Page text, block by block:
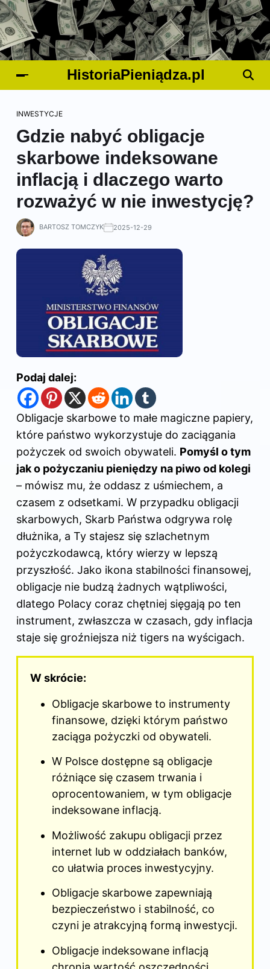
HistoriaPieniądza.pl
INWESTYCJE
Gdzie nabyć obligacje
skarbowe indeksowane
inflacją i dlaczego warto
rozważyć w nie inwestycję?
BARTOSZ TOMCZYK 2025-12-29
Podaj dalej:
Obligacje skarbowe to małe magiczne papiery,
które państwo wykorzystuje do zaciągania
pożyczek od swoich obywateli. Pomyśl o tym
jak o pożyczaniu pieniędzy na piwo od kolegi
– mówisz mu, że oddasz z uśmiechem, a
czasem z odsetkami. W przypadku obligacji
skarbowych, Skarb Państwa odgrywa rolę
dłużnika, a Ty stajesz się szlachetnym
pożyczkodawcą, który wierzy w lepszą
przyszłość. Jako ikona stabilności finansowej,
obligacje nie budzą żadnych wątpliwości,
dlatego Polacy coraz chętniej sięgają po ten
instrument, zwłaszcza w czasach, gdy inflacja
staje się groźniejsza niż tigers na wyścigach.
W skrócie:
Obligacje skarbowe to instrumenty
finansowe, dzięki którym państwo
zaciąga pożyczki od obywateli.
W Polsce dostępne są obligacje
różniące się czasem trwania i
oprocentowaniem, w tym obligacje
indeksowane inflacją.
Możliwość zakupu obligacji przez
internet lub w oddziałach banków,
co ułatwia proces inwestycyjny.
Obligacje skarbowe zapewniają
bezpieczeństwo i stabilność, co
czyni je atrakcyjną formą inwestycji.
Obligacje indeksowane inflacją